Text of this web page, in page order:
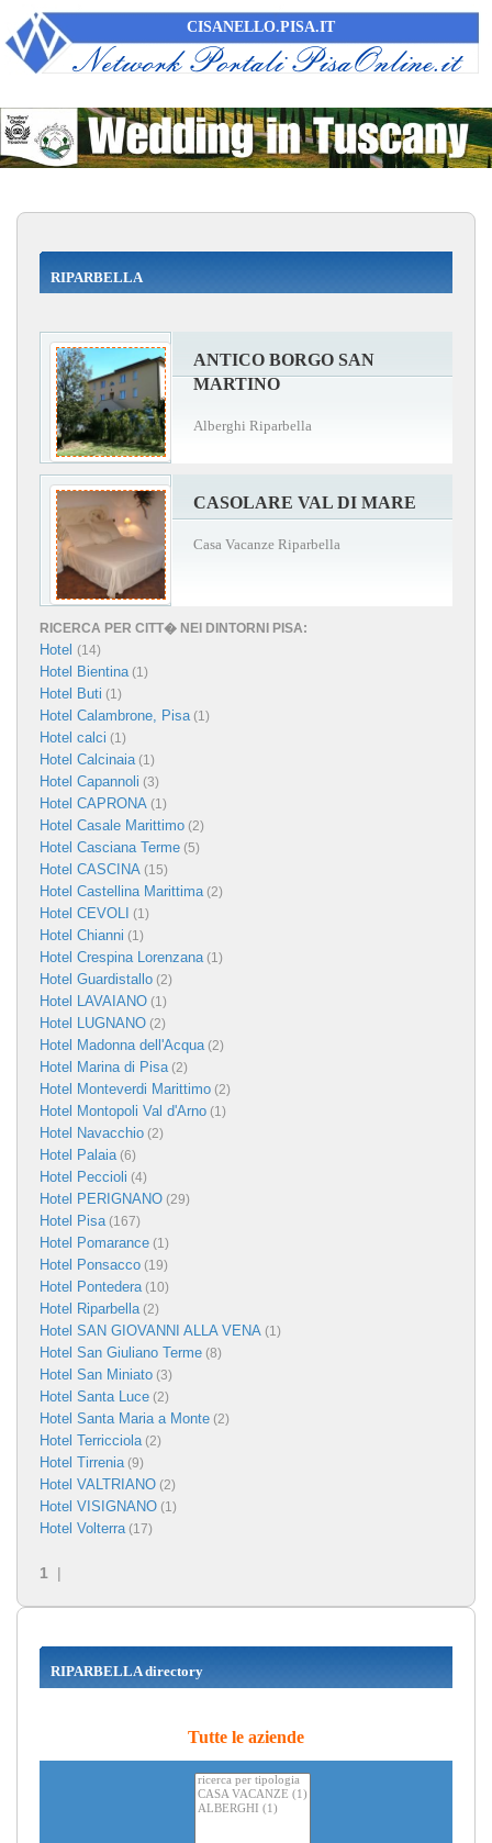
CISANELLO.PISA.IT
RIPARBELLA
ANTICO BORGO SAN
MARTINO
Alberghi Riparbella
CASOLARE VAL DI MARE
Casa Vacanze Riparbella
RICERCA PER CITT� NEI DINTORNI PISA:
Hotel (14)
Hotel Bientina(1)
Hotel Buti (1)
Hotel Calambrone, Pisa(1)
Hotel calci (1)
Hotel Calcinaia(1)
Hotel Capannoli (3)
Hotel CAPRONA (1)
Hotel Casale Marittimo (2)
Hotel Casciana Terme (5)
Hotel CASCINA (15)
Hotel Castellina Marittima(2)
Hotel CEVOLI (1)
Hotel Chianni (1)
Hotel Crespina Lorenzana(1)
Hotel Guardistallo (2)
Hotel LAVAIANO (1)
Hotel LUGNANO (2)
Hotel Madonna dell'Acqua(2)
Hotel Marina di Pisa(2)
Hotel Monteverdi Marittimo (2)
Hotel Montopoli Val d'Arno (1)
Hotel Navacchio (2)
Hotel Palaia(6)
Hotel Peccioli (4)
Hotel PERIGNANO (29)
Hotel Pisa(167)
Hotel Pomarance (1)
Hotel Ponsacco (19)
Hotel Pontedera(10)
Hotel Riparbella(2)
Hotel SAN GIOVANNI ALLA VENA (1)
Hotel San Giuliano Terme (8)
Hotel San Miniato (3)
Hotel Santa Luce (2)
Hotel Santa Maria a Monte (2)
Hotel Terricciola(2)
Hotel Tirrenia(9)
Hotel VALTRIANO (2)
Hotel VISIGNANO (1)
Hotel Volterra(17)
1 |
RIPARBELLA directory
Tutte le aziende